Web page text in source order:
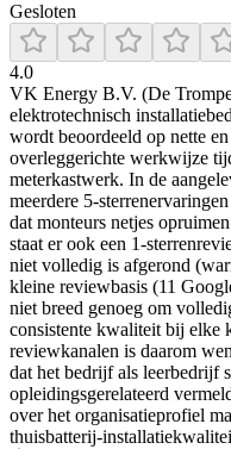
Gesloten
4.0
VK Energy B.V. (De
elektrotechnisch
wordt beoordeeld op nette
overleggerichte werkwijze
meterkastwerk. In de
meerdere 5-
dat monteurs netjes
staat er ook een 1-
niet volledig is afgerond
kleine reviewbasis (11
niet breed genoeg om
consistente kwaliteit bij elke
reviewkanalen is daarom
dat het bedrijf als leerbedrijf
opleidingsgerelateerd
over het organisatieprofiel
thuisbatterij-